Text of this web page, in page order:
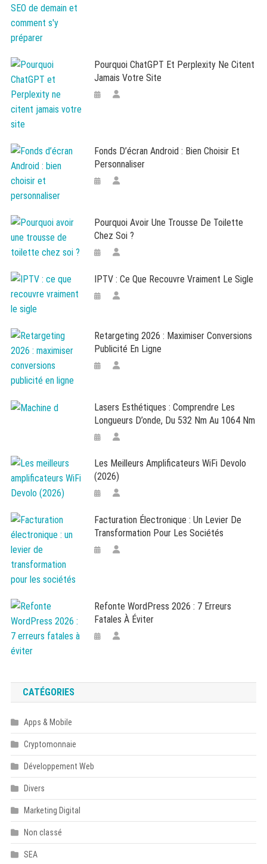
Pourquoi ChatGPT Et Perplexity Ne Citent
Jamais Votre Site
Fonds D’écran Android : Bien Choisir Et
Personnaliser
Pourquoi Avoir Une Trousse De Toilette
Chez Soi ?
IPTV : Ce Que Recouvre Vraiment Le Sigle
Retargeting 2026 : Maximiser Conversions
Publicité En Ligne
Lasers Esthétiques : Comprendre Les
Longueurs D’onde, Du 532 Nm Au 1064 Nm
Les Meilleurs Amplificateurs WiFi Devolo
(2026)
Facturation Électronique : Un Levier De
Transformation Pour Les Sociétés
Refonte WordPress 2026 : 7 Erreurs
Fatales À Éviter
CATÉGORIES
Apps & Mobile
Cryptomonnaie
Développement Web
Divers
Marketing Digital
Non classé
SEA